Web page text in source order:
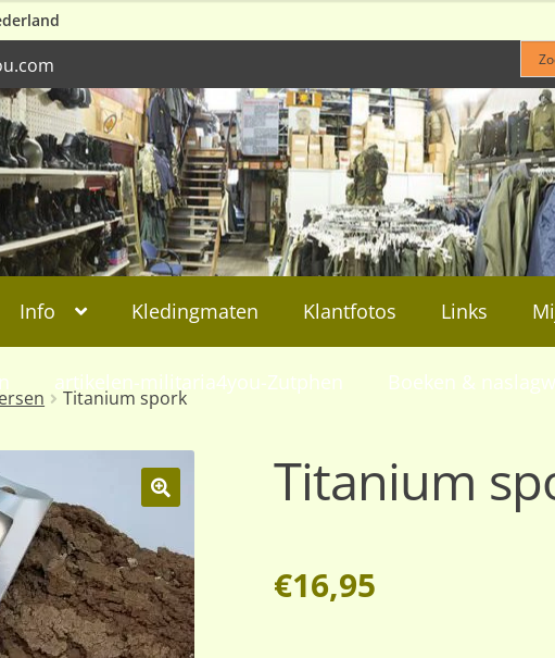
Info Kledingmaten Klantfotos Links
artikelen-militaria4you-Zutphen Boeken &
Titanium spork
Titanium
€16,95